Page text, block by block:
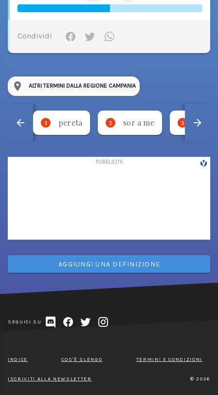
Condividi
ALTRI TERMINI DALLA REGIONE CAMPANIA
1 pereta 2 sor a me 3
AGGIUNGI UNA DEFINIZIONE
SEGUICI SU
INDICE COS'È SLENGO TERMINI E CONDIZIONI
ISCRIVITI ALLA NEWSLETTER © 2026